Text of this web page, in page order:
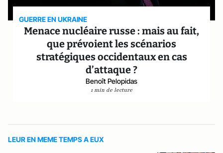
GUERRE EN UKRAINE
Menace nucléaire russe : mais au fait,
que prévoient les scénarios
stratégiques occidentaux en cas
d’attaque ?
Benoît Pelopidas
1 min de lecture
LEUR EN MEME TEMPS A EUX